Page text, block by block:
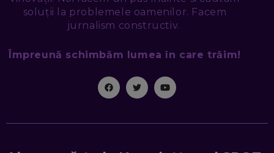
NICOLAE ȚIBRIGAN, DIGITAL FORENSIC TEAM: CUM ÎȚI DAI
EP. 46
MIHAI CEPOI, JOBFUL: SCHIMBĂM MODUL ÎN CARE APLICI
soluții la problemele oamenilor. Facem
jurnalism constructiv.
Împreună schimbăm lumea în care trăim!